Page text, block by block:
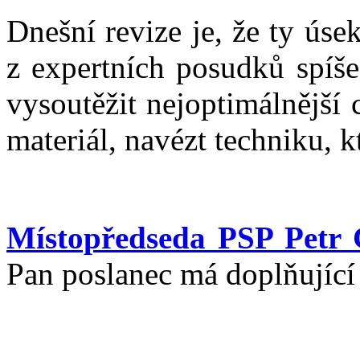
Dnešní revize je, že ty
z expertních posudků
vysoutěžit nejoptimálnější
materiál, navézt techniku,
Místopředseda PSP Petr
Pan poslanec má